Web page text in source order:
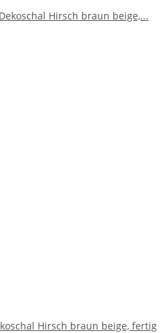
Hirsch braun beige, fertig